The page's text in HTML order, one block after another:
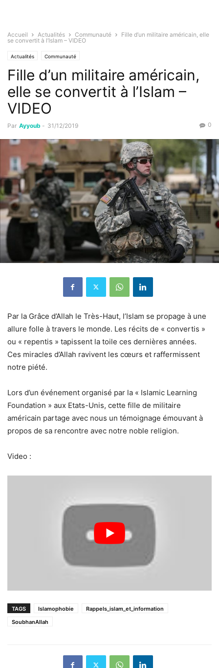
Accueil Actualités Communauté
Fille d’un militaire américain, elle
se convertit à l’Islam – VIDEO
Actualités Communauté
Fille d’un militaire américain,
elle se convertit à l’Islam –
VIDEO
Par Ayyoub - 31/12/2019 0
Par la Grâce d’Allah le Très-Haut, l’Islam se propage à une
allure folle à travers le monde. Les récits de « convertis »
ou « repentis » tapissent la toile ces dernières années.
Ces miracles d’Allah ravivent les cœurs et raffermissent
notre piété.
Lors d’un événement organisé par la « Islamic Learning
Foundation » aux Etats-Unis, cette fille de militaire
américain partage avec nous un témoignage émouvant à
propos de sa rencontre avec notre noble religion.
Video :
TAGS Islamophobie
Rappels_islam_et_information
SoubhanAllah